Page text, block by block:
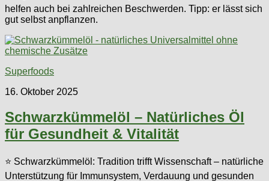
helfen auch bei zahlreichen Beschwerden. Tipp: er lässt sich
gut selbst anpflanzen.
Superfoods
16. Oktober 2025
Schwarzkümmelöl – Natürliches Öl
für Gesundheit & Vitalität
⭐ Schwarzkümmelöl: Tradition trifft Wissenschaft – natürliche
Unterstützung für Immunsystem, Verdauung und gesunden